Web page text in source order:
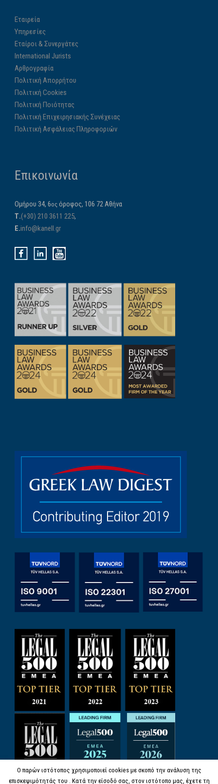
Εταιρεία
Υπηρεσίες
Εταίροι & Συνεργάτες
International Jurists
Αρθρογραφία
Πολιτική Απορρήτου
Πολιτική Cookies
Πολιτική Ποιότητας
Πολιτική Επιχειρησιακής Συνέχειας
Πολιτική Ασφάλειας Πληροφοριών
Επικοινωνία
Ομήρου 34, 6ος όροφος, 106 72 Αθήνα
Τ.(+30) 210 3611 225,
E.info@kanell.gr
Ο παρών ιστότοπος χρησιμοποιεί cookies με σκοπό την ανάλυση της
επισκεψιμότητάς του . Κατά την είσοδό σας, στον ιστότοπο μας, έχετε τη